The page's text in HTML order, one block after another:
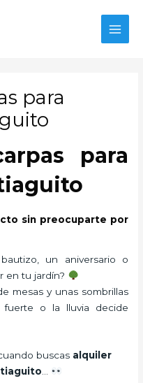
para
para
sin preocuparte por
un aniversario o
en tu jardín?
mesas y unas sombrillas
o la lluvia decide
buscas alquiler